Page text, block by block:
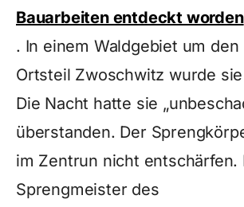
Bauarbeiten entdeckt worden
. In einem Waldgebiet um den
Ortsteil Zwoschwitz wurde
Die Nacht hatte sie
überstanden. Der
im Zentrun nicht entschärfen.
Sprengmeister des